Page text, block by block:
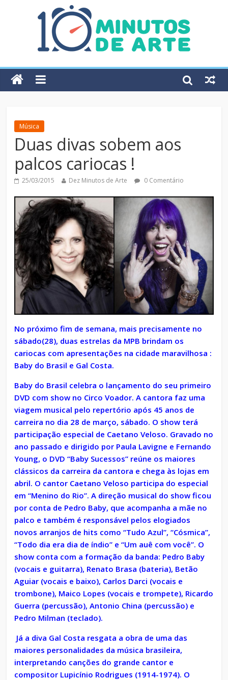
Música
Duas divas sobem aos
palcos cariocas !
25/03/2015 Dez Minutos de Arte 0 Comentário
No próximo fim de semana, mais precisamente no
sábado(28), duas estrelas da MPB brindam os
cariocas com apresentações na cidade maravilhosa :
Baby do Brasil e Gal Costa.
Baby do Brasil celebra o lançamento do seu primeiro
DVD com show no Circo Voador. A cantora faz uma
viagem musical pelo repertório após 45 anos de
carreira no dia 28 de março, sábado. O show terá
participação especial de Caetano Veloso. Gravado no
ano passado e dirigido por Paula Lavigne e Fernando
Young, o DVD “Baby Sucessos” reúne os maiores
clássicos da carreira da cantora e chega às lojas em
abril. O cantor Caetano Veloso participa do especial
em “Menino do Rio”. A direção musical do show ficou
por conta de Pedro Baby, que acompanha a mãe no
palco e também é responsável pelos elogiados
novos arranjos de hits como “Tudo Azul”, “Cósmica”,
“Todo dia era dia de índio” e “Um auê com você”. O
show conta com a formação da banda: Pedro Baby
(vocais e guitarra), Renato Brasa (bateria), Betão
Aguiar (vocais e baixo), Carlos Darci (vocais e
trombone), Maico Lopes (vocais e trompete), Ricardo
Guerra (percussão), Antonio China (percussão) e
Pedro Milman (teclado).
Já a diva Gal Costa resgata a obra de uma das
maiores personalidades da música brasileira,
interpretando canções do grande cantor e
compositor Lupicínio Rodrigues (1914-1974). O